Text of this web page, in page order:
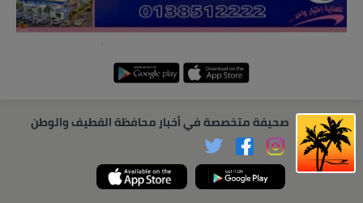
صحيفة متخصصة في أخبار محافظة القطيف والوطن